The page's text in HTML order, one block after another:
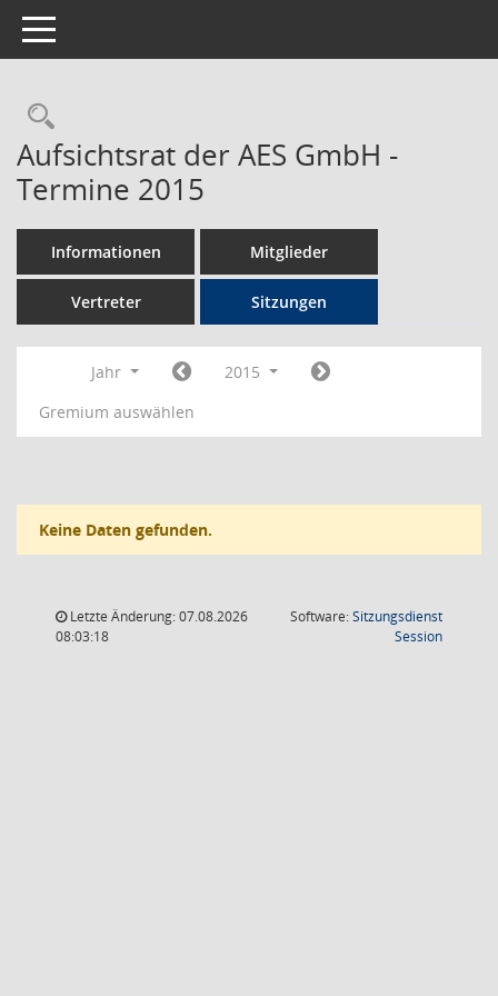
Toggle navigation
Rechercheauswahl
Aufsichtsrat der AES GmbH -
Termine 2015
Informationen Mitglieder
Vertreter Sitzungen
Jahr
2015
Gremium auswählen
Keine Daten gefunden.
Letzte Änderung: 07.08.2026
08:03:18
Software:Sitzungsdienst
Session(Wird in